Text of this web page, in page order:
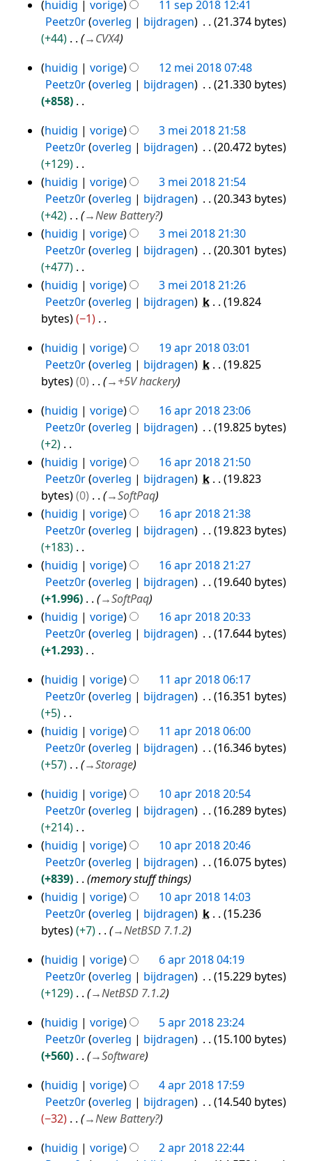
11
sep
2018
huidig vorige
11 sep 2018 12:41
Peetz0r overleg bijdragen
21.374 bytes
+44
→CVX4
12
mei
2018
huidig vorige
12 mei 2018 07:48
Peetz0r overleg bijdragen
21.330 bytes
+858
e
n
b
w
e
k
i
n
g
s
a
m
n
a
t
i
n
g
3
mei
2018
huidig vorige
3 mei 2018 21:58
Peetz0r overleg bijdragen
20.472 bytes
+129
G
e
n
b
e
w
r
i
n
g
s
a
m
e
n
v
a
t
i
n
g
huidig vorige
3 mei 2018 21:54
Peetz0r overleg bijdragen
20.343 bytes
+42
→New Battery?
huidig
vorige
3 mei 2018 21:30
Peetz0r overleg bijdragen
20.301 bytes
+477
G
e
b
w
r
i
n
g
s
s
a
m
e
n
v
a
t
n
g
huidig vorige
3 mei 2018 21:26
Peetz0r overleg bijdragen k
19.824
bytes
−1
e
n
e
w
e
r
i
n
g
s
s
a
m
e
n
v
t
i
n
g
19
apr
2018
huidig vorige
19 apr 2018 03:01
Peetz0r overleg bijdragen k
19.825
bytes
0 →+5V hackery
16
apr
2018
huidig vorige
16 apr 2018 23:06
Peetz0r overleg bijdragen
19.825 bytes
+2
G
e
n
b
e
w
r
k
i
n
g
s
a
m
n
a
t
i
n
g
huidig vorige
16 apr 2018 21:50
Peetz0r overleg bijdragen k
19.823
bytes
0 →SoftPaq
huidig
vorige
16 apr 2018 21:38
Peetz0r overleg bijdragen
19.823 bytes
+183
G
e
n
b
e
e
k
i
n
g
s
a
m
e
n
v
a
t
n
g
huidig vorige
16 apr 2018 21:27
Peetz0r overleg bijdragen
19.640 bytes
+1.996
→SoftPaq
huidig
vorige
16 apr 2018 20:33
Peetz0r overleg bijdragen
17.644 bytes
+1.293
e
n
b
w
r
i
n
g
s
s
a
m
n
a
t
i
g
11
apr
2018
huidig vorige
11 apr 2018 06:17
Peetz0r overleg bijdragen
16.351 bytes
+5
G
e
b
w
e
k
i
n
g
s
a
m
n
a
t
i
g
huidig vorige
11 apr 2018 06:00
Peetz0r overleg bijdragen
16.346 bytes
+57
→Storage
10
apr
2018
huidig vorige
10 apr 2018 20:54
Peetz0r overleg bijdragen
16.289 bytes
+214
G
e
n
b
e
e
k
n
g
s
s
a
m
e
n
huidig vorige
10 apr 2018 20:46
Peetz0r overleg bijdragen
16.075 bytes
+839
memory stuff things
huidig
vorige
10 apr 2018 14:03
Peetz0r overleg bijdragen k
15.236
bytes
+7 →NetBSD 7.1.2
6
apr
2018
huidig vorige
6 apr 2018 04:19
Peetz0r overleg bijdragen
15.229 bytes
+129
→NetBSD 7.1.2
5
apr
2018
huidig vorige
5 apr 2018 23:24
Peetz0r overleg bijdragen
15.100 bytes
+560
→Software
4
apr
2018
huidig vorige
4 apr 2018 17:59
Peetz0r overleg bijdragen
14.540 bytes
−32
→New Battery?
2 huidig vorige
2 apr 2018 22:44